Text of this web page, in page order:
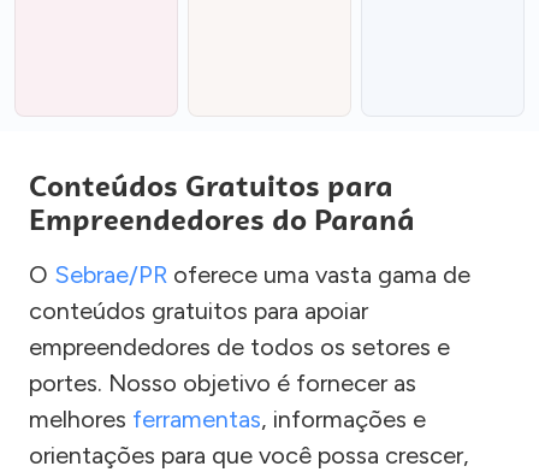
Conteúdos Gratuitos para
Empreendedores do Paraná
O Sebrae/PR oferece uma vasta gama de
conteúdos gratuitos para apoiar
empreendedores de todos os setores e
portes. Nosso objetivo é fornecer as
melhores ferramentas, informações e
orientações para que você possa crescer,